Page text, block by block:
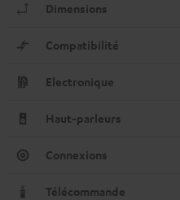
Dimensions
Compatibilité
Electronique
Haut-parleurs
Connexions
Télécommande